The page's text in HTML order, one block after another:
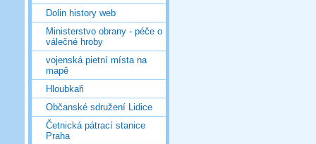
Dolin history web
Ministerstvo obrany - péče o
válečné hroby
vojenská pietní místa na
mapě
Hloubkaři
Občanské sdružení Lidice
Četnická pátrací stanice
Praha